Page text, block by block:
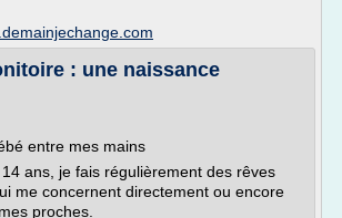
: une naissance
entre mes mains
ans, je fais régulièrement des rêves
me concernent directement ou encore
proches.